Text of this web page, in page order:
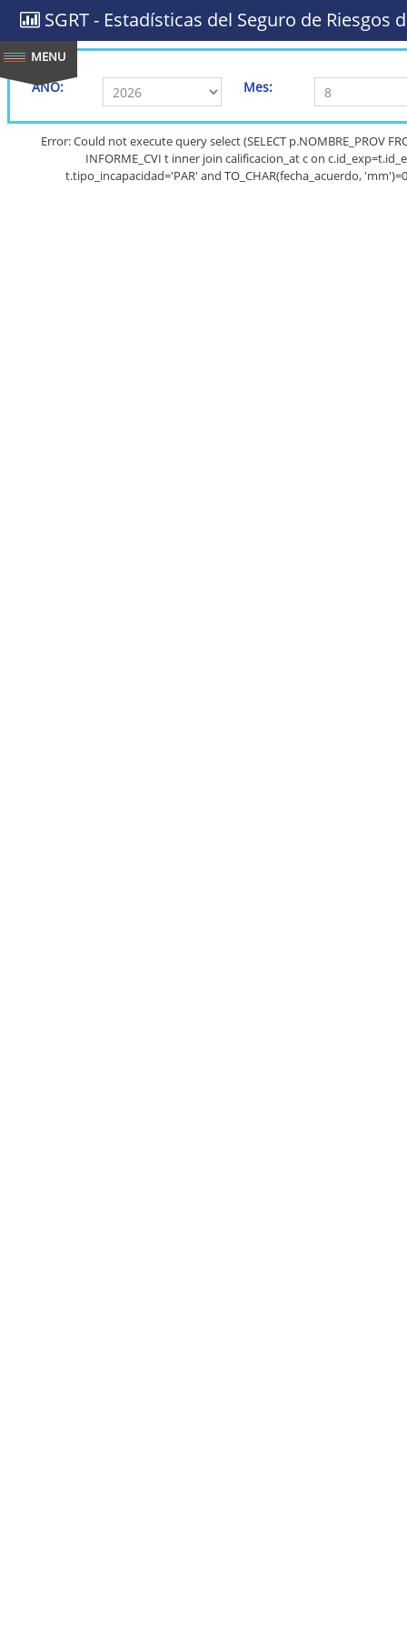
SGRT - Estadísticas del Seguro de Riesgos
AÑO: Mes:
Error: Could not execute query select (SELECT p.NOMBRE_PROV
INFORME_CVI t inner join calificacion_at c on
t.tipo_incapacidad='PAR' and TO_CHAR(fecha_acuerdo,